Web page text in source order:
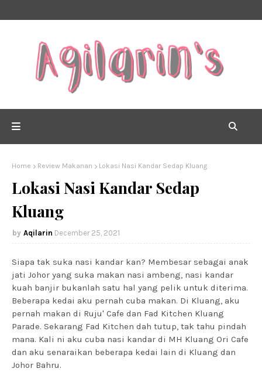
Home Review Makanan Lokasi Nasi Kandar Sedap Kluang
Lokasi Nasi Kandar Sedap
Kluang
Aqilarin December 25, 2021
Siapa tak suka nasi kandar kan? Membesar sebagai anak
jati Johor yang suka makan nasi ambeng, nasi kandar
kuah banjir bukanlah satu hal yang pelik untuk diterima.
Beberapa kedai aku pernah cuba makan. Di Kluang, aku
pernah makan di Ruju' Cafe dan Fad Kitchen Kluang
Parade. Sekarang Fad Kitchen dah tutup, tak tahu pindah
mana. Kali ni aku cuba nasi kandar di MH Kluang Ori Cafe
dan aku senaraikan beberapa kedai lain di Kluang dan
Johor Bahru.